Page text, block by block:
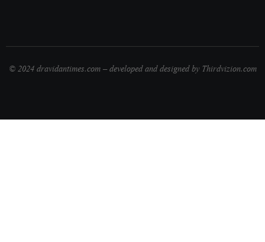
© 2024 dravidantimes.com – developed and designed by Thirdvizion.com